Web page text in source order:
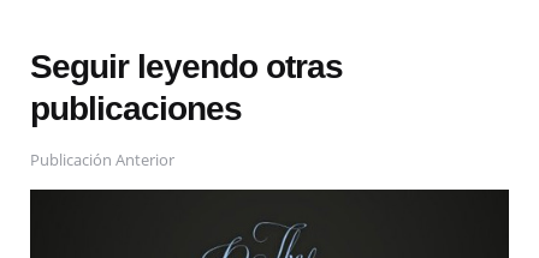
Seguir leyendo otras
publicaciones
Publicación Anterior